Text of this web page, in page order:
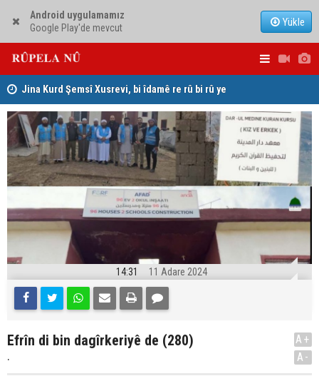
Android uygulamamız
Google Play'de mevcut
Yükle
Jina Kurd Şemsî Xusrevi, bi îdamê re rû bi rû ye
hewldana
14:31 11 Adare 2024
Efrîn di bin dagîrkeriyê de (280)
.
A+
A-